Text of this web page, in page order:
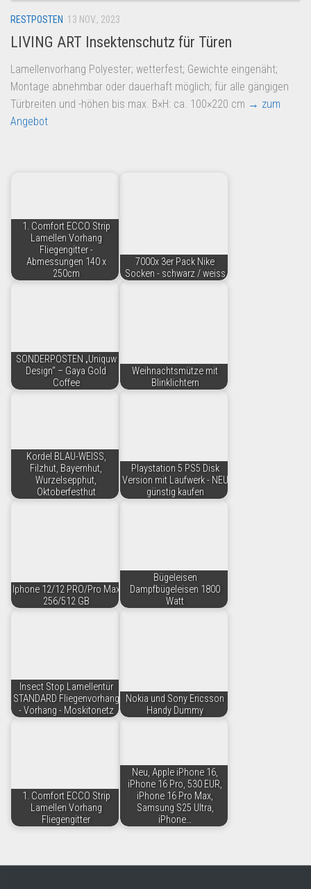
RESTPOSTEN 13 NOV., 2023
LIVING ART Insektenschutz für Türen
Lamellenvorhang Polyester; wetterfest; Gewichte eingenäht;
Montage abnehmbar oder dauerhaft möglich; für alle gängigen
Türbreiten und -höhen bis max. B×H: ca. 100×220 cm → zum
Angebot
1. Comfort ECCO Strip
Lamellen Vorhang
Fliegengitter -
Abmessungen 140 x
250cm
7000x 3er Pack Nike
Socken - schwarz / weiss
SONDERPOSTEN „Uniquw
Design“ – Gaya Gold
Coffee
Weihnachtsmütze mit
Blinklichtern
Kordel BLAU-WEISS,
Filzhut, Bayernhut,
Wurzelsepphut,
Oktoberfesthut
Playstation 5 PS5 Disk
Version mit Laufwerk - NEU
günstig kaufen
Iphone 12/12 PRO/Pro Max
256/512 GB
Bügeleisen
Dampfbügeleisen 1800
Watt
Insect Stop Lamellentür
STANDARD Fliegenvorhang
- Vorhang - Moskitonetz
Nokia und Sony Ericsson
Handy Dummy
1. Comfort ECCO Strip
Lamellen Vorhang
Fliegengitter
Neu, Apple iPhone 16,
iPhone 16 Pro, 530 EUR,
iPhone 16 Pro Max,
Samsung S25 Ultra,
iPhone…